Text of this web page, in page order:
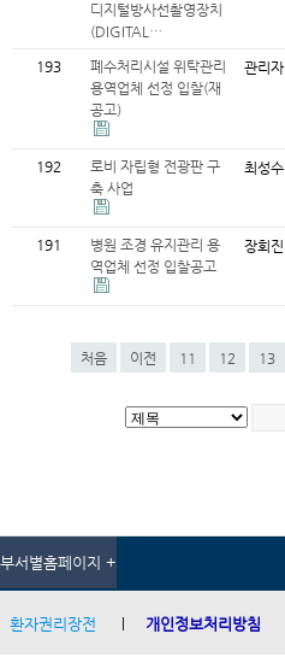
디지털방사선촬영장치
(DIGITAL…
193
폐수처리시설 위탁관리
용역업체 선정 입찰(재
공고)
관리자
192
로비 자립형 전광판 구
축 사업
최성수
191
병원 조경 유지관리 용
역업체 선정 입찰공고
장회진
처음 이전 11 12 13
부서별홈페이지 +
환자권리장전 개인정보처리방침